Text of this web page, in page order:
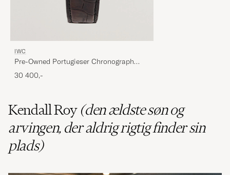
IWC
Pre-Owned Portugieser Chronograph
Classic
30 400,-
Kendall Roy (den ældste søn og
arvingen, der aldrig rigtig finder sin
plads)